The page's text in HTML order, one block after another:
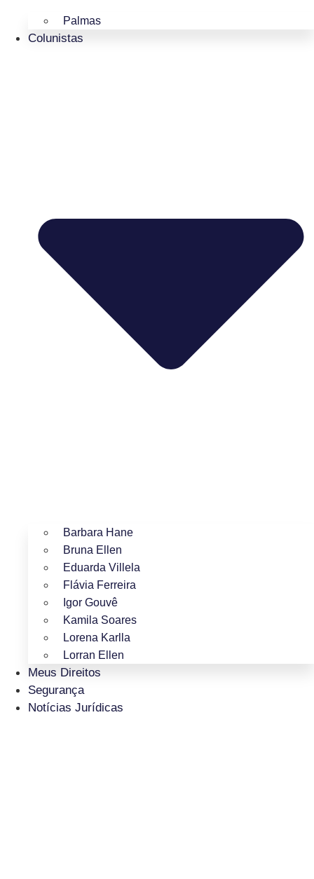
Palmas
Colunistas
Barbara Hane
Bruna Ellen
Eduarda Villela
Flávia Ferreira
Igor Gouvê
Kamila Soares
Lorena Karlla
Lorran Ellen
Meus Direitos
Segurança
Notícias Jurídicas